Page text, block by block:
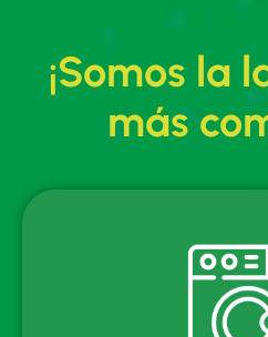
¡Somos la
más